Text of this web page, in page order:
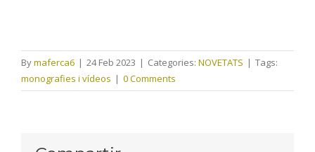
Bymaferca6 | 24 Feb 2023 | Categories: NOVETATS | Tags:
monografies i vídeos | 0 Comments